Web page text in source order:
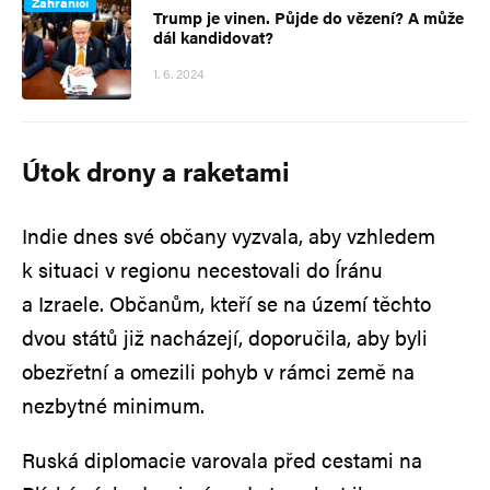
Trump je vinen. Půjde do vězení? A může
dál kandidovat?
1. 6. 2024
Útok drony a raketami
Indie dnes své občany vyzvala, aby vzhledem
k situaci v regionu necestovali do Íránu
a Izraele. Občanům, kteří se na území těchto
dvou států již nacházejí, doporučila, aby byli
obezřetní a omezili pohyb v rámci země na
nezbytné minimum.
Ruská diplomacie varovala před cestami na